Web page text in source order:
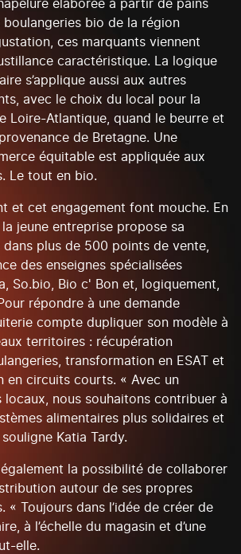
élaborée à partir de pains
boulangeries bio de la région
ces marquants viennent
caractéristique. La logique
s’applique aussi aux autres
avec le choix du local pour la
Loire-Atlantique, quand le beurre et
de Bretagne. Une
équitable est appliquée aux
Le tout en bio.
et cet engagement font mouche. En
jeune entreprise propose sa
dans plus de 500 points de vente,
des enseignes spécialisées
So.bio, Bio c' Bon et, logiquement,
répondre à une demande
compte dupliquer son modèle à
territoires : récupération
transformation en ESAT et
en circuits courts. « Avec un
locaux, nous souhaitons contribuer à
alimentaires plus solidaires et
Katia Tardy.
également la possibilité de collaborer
autour de ses propres
« Toujours dans l’idée de créer de
à l’échelle du magasin et d’une
elle.